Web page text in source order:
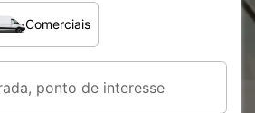
pretende?
Comerciais